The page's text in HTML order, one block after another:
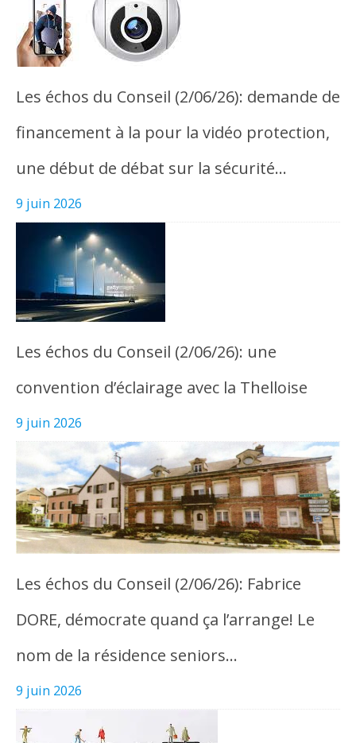
Les échos du Conseil (2/06/26): demande de
financement à la pour la vidéo protection,
une début de débat sur la sécurité…
9 juin 2026
Les échos du Conseil (2/06/26): une
convention d’éclairage avec la Thelloise
9 juin 2026
Les échos du Conseil (2/06/26): Fabrice
DORE, démocrate quand ça l’arrange! Le
nom de la résidence seniors…
9 juin 2026